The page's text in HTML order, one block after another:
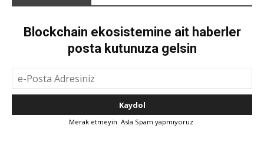
Blockchain ekosistemine ait haberler
posta kutunuza gelsin
Merak etmeyin. Asla Spam yapmıyoruz.